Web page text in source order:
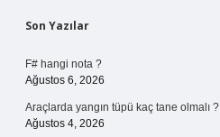
Sidebar
Son Yazılar
F# hangi nota ?
Ağustos 6, 2026
Araçlarda yangın tüpü kaç tane olmalı ?
Ağustos 4, 2026